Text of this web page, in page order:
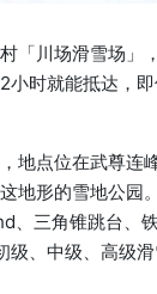
「川场滑雪场」
小时就能抵达，
地点位在武尊连
地形的雪地公
、三角锥跳台、
、中级、高级